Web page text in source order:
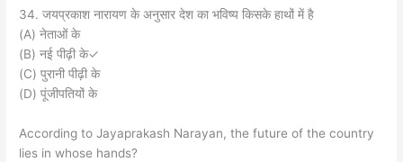
34. जयप्रकाश नारायण के अनुसार देश का भविष्य किसके हाथों में है
(A) नेताओं के
(B) नई पीढ़ी के✓
(C) पुरानी पीढ़ी के
(D) पूंजीपतियों के
According to Jayaprakash Narayan, the future of the country
lies in whose hands?